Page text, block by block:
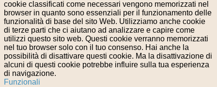
cookie classificati come necessari vengono memorizzati nel
browser in quanto sono essenziali per il funzionamento delle
funzionalità di base del sito Web. Utilizziamo anche cookie
di terze parti che ci aiutano ad analizzare e capire come
utilizzi questo sito web. Questi cookie verranno memorizzati
nel tuo browser solo con il tuo consenso. Hai anche la
possibilità di disattivare questi cookie. Ma la disattivazione di
alcuni di questi cookie potrebbe influire sulla tua esperienza
di navigazione.
Funzionali